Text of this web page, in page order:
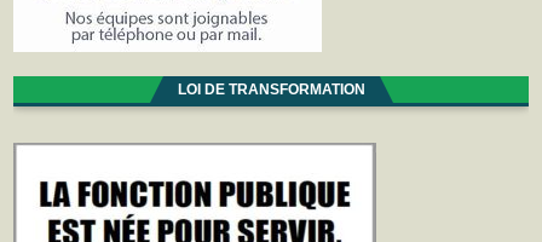
LOI DE TRANSFORMATION